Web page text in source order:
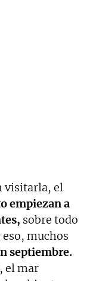
visitarla, el
empiezan a
sobre todo
muchos
septiembre.
el mar